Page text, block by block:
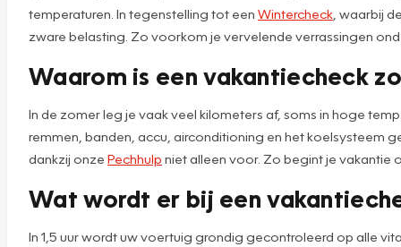
temperaturen. In tegenstelling tot een Wintercheck , waarbij
zware belasting. Zo voorkom je vervelende verrassingen
Waarom is een vakantiecheck
In de zomer leg je vaak veel kilometers af, soms in hoge
remmen, banden, accu, airconditioning en het koelsysteem
dankzij onze Pechhulp niet alleen voor. Zo begint je vakantie
Wat wordt er bij een
In 1,5 uur wordt uw voertuig grondig gecontroleerd op alle